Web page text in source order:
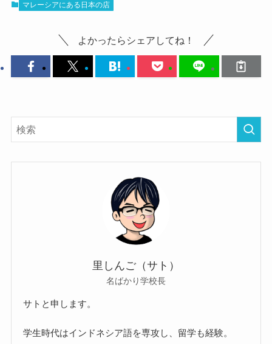
マレーシアにある日本の店
よかったらシェアしてね！
里しんご（サト）
名ばかり学校長
サトと申します。
学生時代はインドネシア語を専攻し、留学も経験。